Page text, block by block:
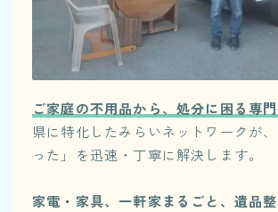
ご家庭の不用品から、処分に困る専
県に特化したみらいネットワークが
った」を迅速・丁寧に解決します。
家電・家具、一軒家まるごと、遺品